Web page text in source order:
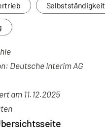
Selbstständigkeit
Deutsche Interim AG
am 11.12.2025